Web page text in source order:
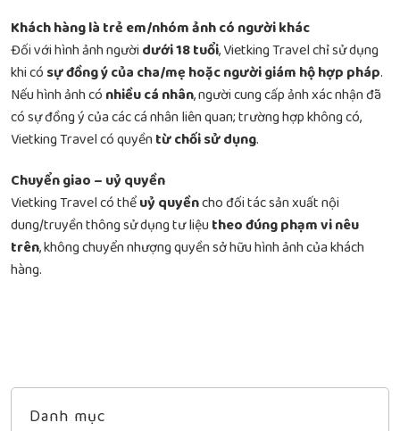
Khách hàng là trẻ em/nhóm ảnh có người khác
Đối với hình ảnh người dưới 18 tuổi, Vietking Travel chỉ sử dụng
khi có sự đồng ý của cha/mẹ hoặc người giám hộ hợp pháp.
Nếu hình ảnh có nhiều cá nhân, người cung cấp ảnh xác nhận đã
có sự đồng ý của các cá nhân liên quan; trường hợp không có,
Vietking Travel có quyềntừ chối sử dụng.
Chuyển giao – uỷ quyền
Vietking Travel có thểuỷ quyềncho đối tác sản xuất nội
dung/truyền thông sử dụng tư liệutheo đúng phạm vi nêu
trên, không chuyển nhượng quyền sở hữu hình ảnh của khách
hàng.
Danh mục